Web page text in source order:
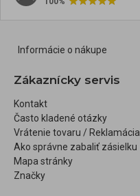
Informácie o nákupe
Zákaznícky servis
Kontakt
Často kladené otázky
Vrátenie tovaru / Reklamácia
Ako správne zabaliť zásielku
Mapa stránky
Značky